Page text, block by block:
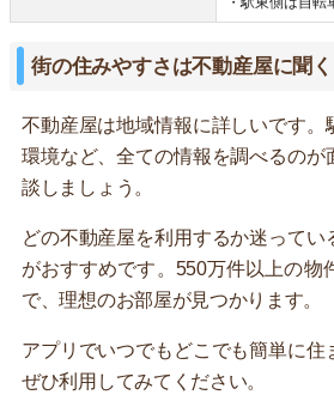
街の住みやすさは不動産屋に聞
不動産屋は地域情報に詳しいです。
環境など、全ての情報を調べるのが
談しましょう。
どの不動産屋を利用するか迷ってい
がおすすめです。550万件以上の物
で、理想のお部屋が見つかります。
アプリでいつでもどこでも簡単に住
ぜひ利用してみてください。